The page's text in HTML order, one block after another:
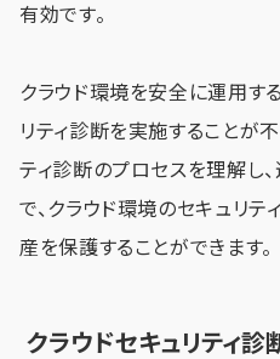
有効です。
クラウド環境を安全に運用す
リティ診断を実施することが
ティ診断のプロセスを理解し
で、クラウド環境のセキュリテ
産を保護することができます。
クラウドセキュリティ診